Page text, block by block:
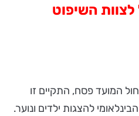
השיפוט
באפריל, חול המועד פסח, התקיים זו
הבינלאומי להצגות ילדים ונוער.